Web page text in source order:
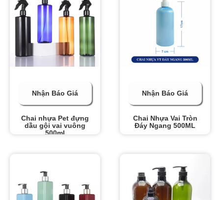
Nhận Báo Giá
Chai nhựa Pet đựng
dầu gội vai vuông
500ml
Nhận Báo Giá
Chai Nhựa Vai Tròn
Đáy Ngang 500ML